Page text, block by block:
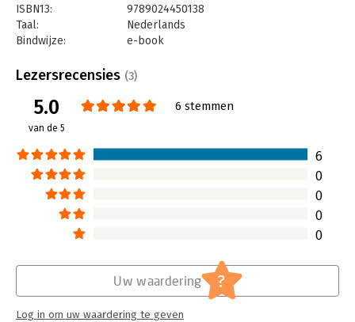
coaches, trainers, organisatieadviseurs en leiders die werken
met groepen, teams en andere samenwerkingsverbanden.
ISBN13:
9789024450138
Taal:
Nederlands
Bindwijze:
e-book
Bestandsformaat:
epub
Uitgever:
Boom
Verschijningsdatum:
Hoofdrubriek:
Lezersrecensies (3)
5.0
van de 5
6 stemmen
6
0
0
0
0
Uw waardering ?
Log in om uw waardering te geven